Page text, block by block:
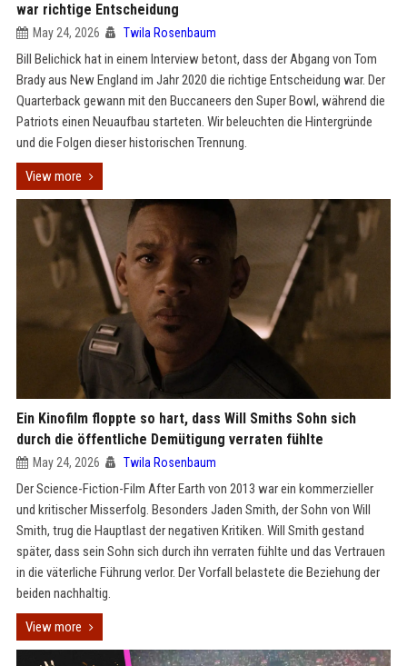
war richtige Entscheidung
May 24, 2026 Twila Rosenbaum
Bill Belichick hat in einem Interview betont, dass der Abgang von Tom
Brady aus New England im Jahr 2020 die richtige Entscheidung war. Der
Quarterback gewann mit den Buccaneers den Super Bowl, während die
Patriots einen Neuaufbau starteten. Wir beleuchten die Hintergründe
und die Folgen dieser historischen Trennung.
View more
Ein Kinofilm floppte so hart, dass Will Smiths Sohn sich
durch die öffentliche Demütigung verraten fühlte
May 24, 2026 Twila Rosenbaum
Der Science-Fiction-Film After Earth von 2013 war ein kommerzieller
und kritischer Misserfolg. Besonders Jaden Smith, der Sohn von Will
Smith, trug die Hauptlast der negativen Kritiken. Will Smith gestand
später, dass sein Sohn sich durch ihn verraten fühlte und das Vertrauen
in die väterliche Führung verlor. Der Vorfall belastete die Beziehung der
beiden nachhaltig.
View more